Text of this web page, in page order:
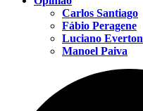
Carlos Santiago
Fábio Peragene
Luciano Everton
Manoel Paiva